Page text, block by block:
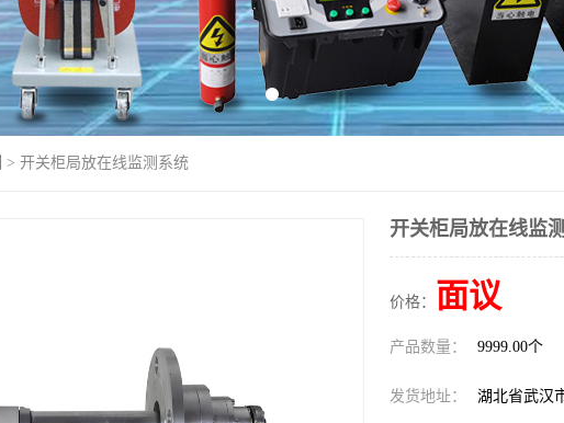
> 开关柜局放在线监测系统
开关柜局放在线监
价格： 面议
产品数量： 9999.00个
发货地址： 湖北省武汉